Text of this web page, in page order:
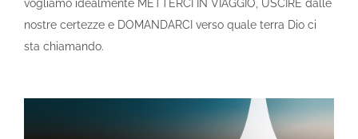
vogliamo idealmente METTERCI IN VIAGGIO, USCIRE dalle
nostre certezze e DOMANDARCI verso quale terra Dio ci
sta chiamando.